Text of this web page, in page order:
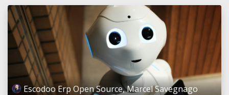
Escodoo Erp Open Source, Marcel Savegnago